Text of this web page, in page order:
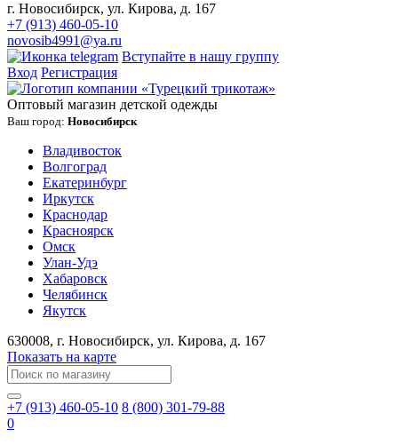
г. Новосибирск, ул. Кирова, д. 167
+7 (913) 460-05-10
novosib4991@ya.ru
Вступайте в нашу группу
Вход Регистрация
Оптовый магазин детской одежды
Ваш город: Новосибирск
Владивосток
Волгоград
Екатеринбург
Иркутск
Краснодар
Красноярск
Омск
Улан-Удэ
Хабаровск
Челябинск
Якутск
630008, г. Новосибирск, ул. Кирова, д. 167
Показать на карте
+7 (913) 460-05-10 8 (800) 301-79-88
0